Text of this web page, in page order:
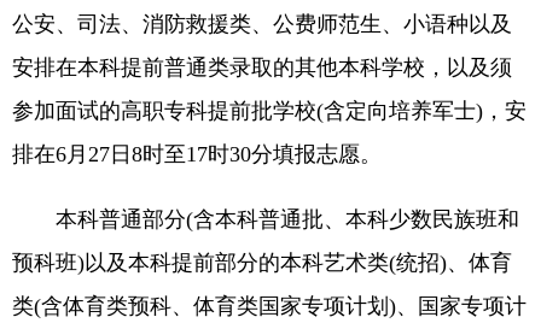
公安、司法、消防救援类、公费师范生、小语种以及
安排在本科提前普通类录取的其他本科学校，以及须
参加面试的高职专科提前批学校(含定向培养军士)，安
排在6月27日8时至17时30分填报志愿。
本科普通部分(含本科普通批、本科少数民族班和
预科班)以及本科提前部分的本科艺术类(统招)、体育
类(含体育类预科、体育类国家专项计划)、国家专项计